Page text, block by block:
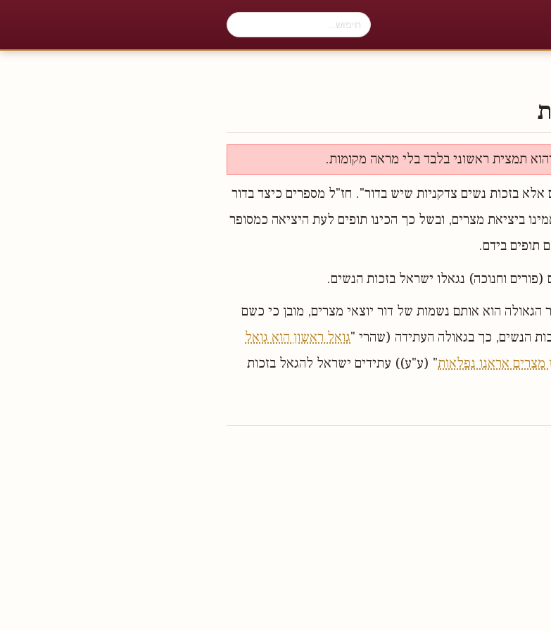
תמצית ראשוני בלבד בלי מראה מקומות.
אלא בזכות נשים צדקניות שיש בדור". חז"ל מספרים כיצד בדור
ביציאת מצרים, ובשל כך הכינו תופים לעת היציאה כמסופר
תופים בידם.
וחנוכה) נגאלו ישראל בזכות הנשים.
הוא אותם נשמות של דור יוצאי מצרים, מובן כי כשם
הנשים, כך בגאולה העתידה (שהרי "גואל ראשון הוא גואל
אראנו נפלאות" (ע"ע)) עתידים ישראל להגאל בזכות